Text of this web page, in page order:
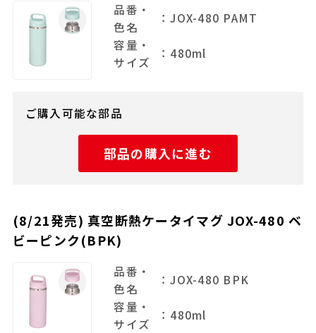
品番・
色名
：JOX-480 PAMT
容量・
サイズ
：480ml
ご購入可能な部品
部品の購入に進む
(8/21発売) 真空断熱ケータイマグ JOX-480 ベ
ビーピンク(BPK)
品番・
色名
：JOX-480 BPK
容量・
サイズ
：480ml